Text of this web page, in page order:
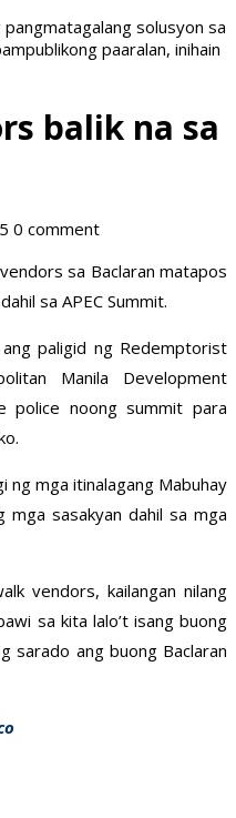
solusyon sa
paaralan, inihain
balik na sa
0 comment
sa Baclaran matapos
sa APEC Summit.
paligid ng Redemptorist
Manila Development
police noong summit para
ng mga itinalagang Mabuhay
mga sasakyan dahil sa mga
vendors, kailangan nilang
sa kita lalo’t isang buong
sarado ang buong Baclaran